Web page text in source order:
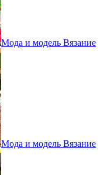
Мода и модель Вязание
Мода и модель Вязание